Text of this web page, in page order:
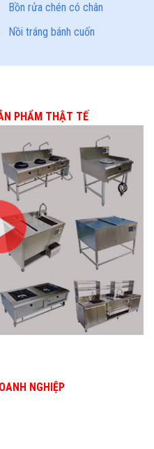
Bồn rửa chén có chân
Nồi tráng bánh cuốn
PHẨM THẬT TẾ
NGHIỆP